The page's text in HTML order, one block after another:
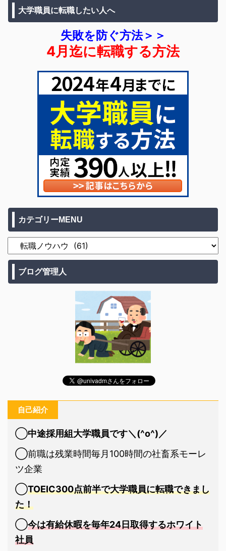
大学職員に転職したい人へ
失敗を防ぐ方法＞＞
4月迄に転職する方法
カテゴリーMENU
ブログ管理人
自己紹介
◯中途採用組大学職員です＼(^o^)／
◯前職は残業時間毎月100時間の社畜系モーレ
ツ企業
◯TOEIC300点前半で大学職員に転職できまし
た！
◯今は有給休暇を毎年24日取得するホワイト
社員